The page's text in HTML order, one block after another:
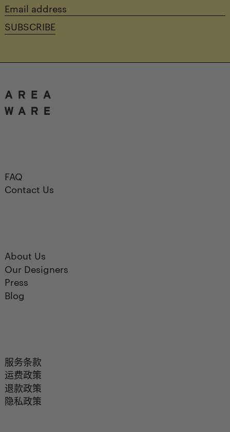
Email
address
SUBSCRIBE
FAQ
Contact Us
About Us
Our Designers
Press
Blog
服务条款
运费政策
退款政策
隐私政策